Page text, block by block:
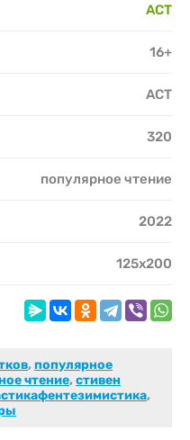
АСТ
16+
АСТ
320
популярное чтение
2022
125х200
, популярное
чтение, стивен
,